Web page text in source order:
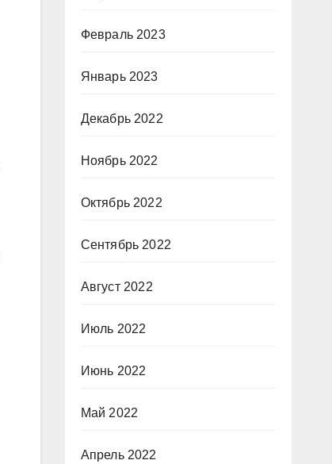
Февраль 2023
Январь 2023
Декабрь 2022
Ноябрь 2022
Октябрь 2022
Сентябрь 2022
Август 2022
Июль 2022
Июнь 2022
Май 2022
Апрель 2022